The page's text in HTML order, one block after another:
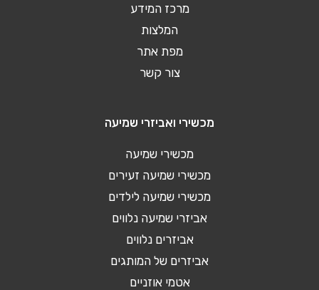
מרכז המידע
המלצות
מפת אתר
צור קשר
מכשירי ואביזרי שמיעה
מכשירי שמיעה
מכשירי שמיעה זעירים
מכשירי שמיעה לילדים
אביזרי שמיעה נלווים
אביזרים נלווים
אביזרים של המותגים
אטמי אוזניים